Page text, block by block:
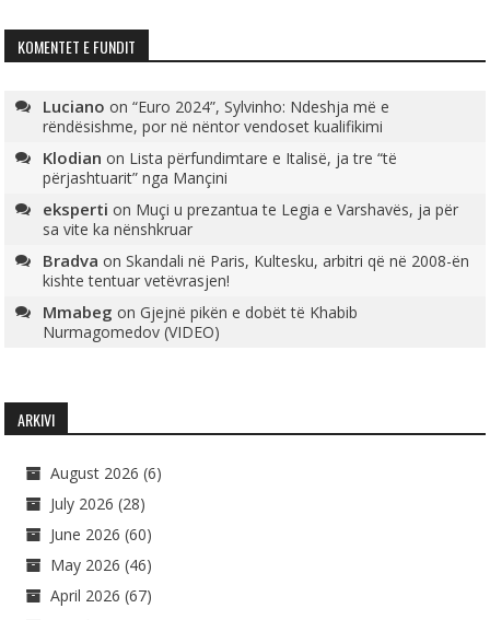
KOMENTET E FUNDIT
Luciano on“Euro 2024”, Sylvinho: Ndeshja më e
rëndësishme, por në nëntor vendoset kualifikimi
Klodian on Lista përfundimtare e Italisë, ja tre “të
përjashtuarit” nga Mançini
eksperti on Muçi u prezantua te Legia e Varshavës, ja për
sa vite ka nënshkruar
Bradva onSkandali në Paris, Kultesku, arbitri që në 2008-ën
kishte tentuar vetëvrasjen!
Mmabeg onGjejnë pikën e dobët të Khabib
Nurmagomedov (VIDEO)
ARKIVI
August 2026 (6)
July 2026 (28)
June 2026 (60)
May 2026 (46)
April 2026 (67)